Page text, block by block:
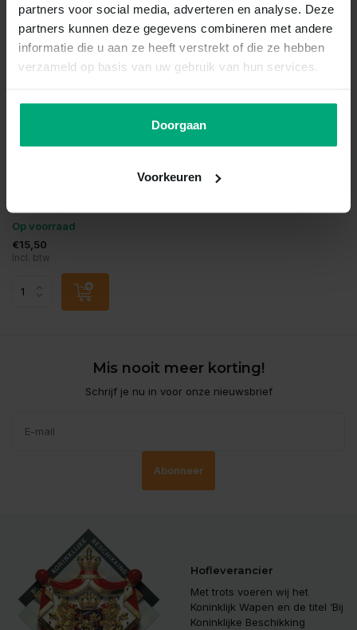
partners voor social media, adverteren en analyse. Deze
partners kunnen deze gegevens combineren met andere
informatie die u aan ze heeft verstrekt of die ze hebben
verzameld op basis van uw gebruik van hun services.
Doorgaan
Voorkeuren
Eheim 7273118
Op voorraad
€15,50
Incl. btw
Mis nooit meer korting!
Schrijf je nu in voor onze nieuwsbrief
Abonneer
Hofleverancier
Met trots voeren wij het
Koninklijk Wapen en de titel ‘Bij
Koninklijke Beschikking